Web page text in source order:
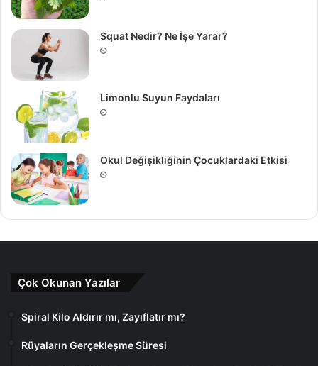
Squat Nedir? Ne İşe Yarar?
Limonlu Suyun Faydaları
Okul Değişikliğinin Çocuklardaki Etkisi
Çok Okunan Yazılar
Spiral Kilo Aldırır mı, Zayıflatır mı?
Rüyaların Gerçekleşme Süresi